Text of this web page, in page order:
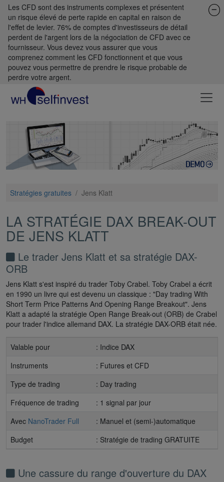
Les CFD sont des instruments complexes et présentent
un risque élevé de perte rapide en capital en raison de
l'effet de levier. 76% de comptes d'investisseurs de détail
perdent de l'argent lors de la négociation de CFD avec ce
fournisseur. Vous devez vous assurer que vous
comprenez comment les CFD fonctionnent et que vous
pouvez vous permettre de prendre le risque probable de
perdre votre argent.
Stratégies gratuites / Jens Klatt
LA STRATÉGIE DAX BREAK-OUT
DE JENS KLATT
Le trader Jens Klatt et sa stratégie DAX-
ORB
Jens Klatt s'est inspiré du trader Toby Crabel. Toby Crabel a écrit
en 1990 un livre qui est devenu un classique : "Day trading With
Short Term Price Patterns And Opening Range Breakout". Jens
Klatt a adapté la stratégie Open Range Break-out (ORB) de Crabel
pour trader l'indice allemand DAX. La stratégie DAX-ORB était née.
Valable pour
: Indice DAX
Instruments
: Futures et CFD
Type de trading
: Day trading
Fréquence de trading
: 1 signal par jour
Avec NanoTrader Full
: Manuel et (semi-)automatique
Budget
: Stratégie de trading GRATUITE
Une cassure du range d'ouverture du DAX